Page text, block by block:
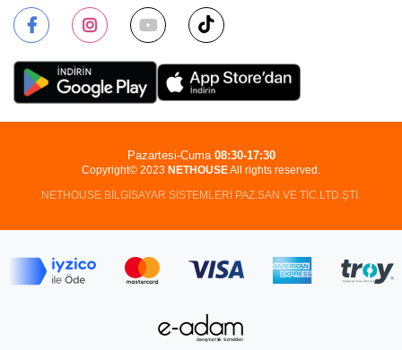
Copyright© 2023 NETHOUSEAll rights reserved.
NETHOUSE BİLGİSAYAR SİSTEMLERİ PAZ.SAN.VE TİC.LTD.ŞTİ.
Pazartesi-Cuma 08:30-17:30